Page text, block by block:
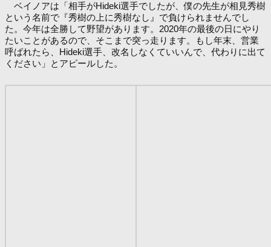
ベイノアは「相手がHideki選手でしたが、僕の先生が相見秀樹
という名前で『秀樹の上に秀樹なし』で負けられませんでし
た。今年は全勝して野望があります。2020年の最後の日にやり
たいことがあるので、そこまで突っ走ります。もし年末、営業
呼ばれたら、Hideki選手、改名しなくていいんで、代わりに出て
ください」とアピールした。